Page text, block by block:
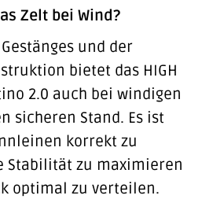
Zelt bei Wind?
und der
bietet das HIGH
2.0 auch bei windigen
sicheren Stand. Es ist
korrekt zu
Stabilität zu maximieren
optimal zu verteilen.